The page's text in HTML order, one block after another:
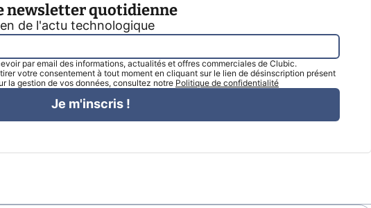
newsletter quotidienne
de l'actu technologique
par email des informations, actualités et offres commerciales de Clubic.
votre consentement à tout moment en cliquant sur le lien de désinscription présent
la gestion de vos données, consultez notre Politique de confidentialité
Je m'inscris !